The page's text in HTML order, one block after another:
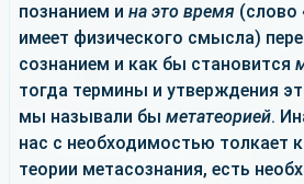
познанием и на это время (слово
имеет физического смысла)
сознанием и как бы становится
тогда термины и утверждения
мы называли бы метатеорией.
нас с необходимостью толкает
теории метасознания, есть